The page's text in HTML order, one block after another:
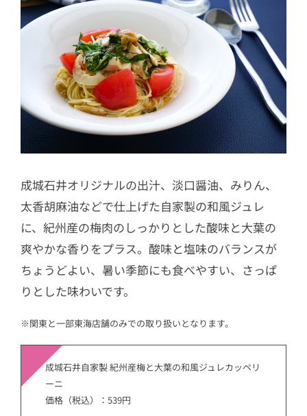
成城石井オリジナルの出汁、淡口醤油、みりん、
太香胡麻油などで仕上げた自家製の和風ジュレ
に、紀州産の梅肉のしっかりとした酸味と大葉の
爽やかな香りをプラス。酸味と塩味のバランスが
ちょうどよい、暑い季節にも食べやすい、さっぱ
りとした味わいです。
※関東と一部東海店舗のみでの取り扱いとなります。
成城石井自家製 紀州産梅と大葉の和風ジュレカッペリ
ーニ
価格（税込）：539円